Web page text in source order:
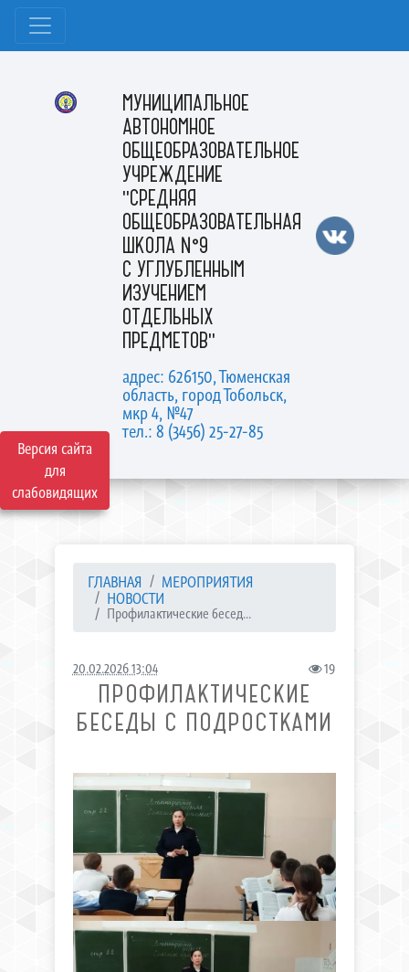
Версия сайта
для
слабовидящих
МУНИЦИПАЛЬНОЕ
АВТОНОМНОЕ
ОБЩЕОБРАЗОВАТЕЛЬНОЕ
УЧРЕЖДЕНИЕ
"СРЕДНЯЯ
ОБЩЕОБРАЗОВАТЕЛЬНАЯ
ШКОЛА №9
С УГЛУБЛЕННЫМ
ИЗУЧЕНИЕМ
ОТДЕЛЬНЫХ
ПРЕДМЕТОВ"
адрес: 626150, Тюменская
область, город Тобольск,
мкр 4, №47
тел.: 8 (3456) 25-27-85
ГЛАВНАЯ
МЕРОПРИЯТИЯ
НОВОСТИ
Профилактические бесед...
20.02.2026 13:04 19
ПРОФИЛАКТИЧЕСКИЕ
БЕСЕДЫ С ПОДРОСТКАМИ